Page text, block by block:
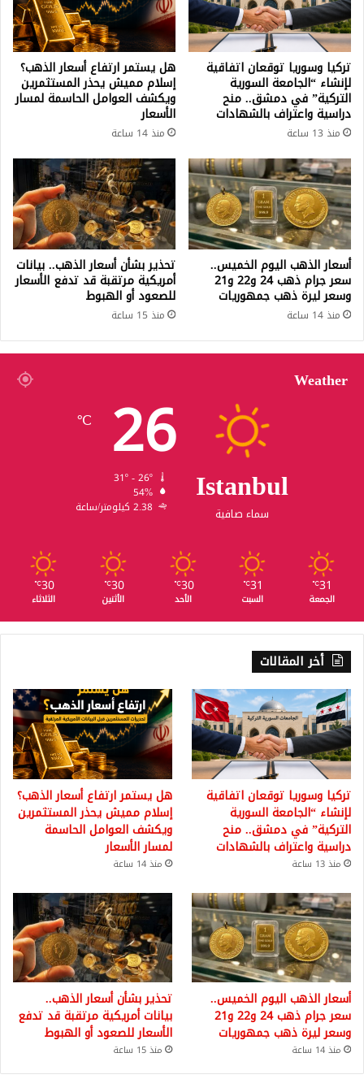
تركيا وسوريا توقعان اتفاقية
لإنشاء “الجامعة السورية
التركية” في دمشق.. منح
دراسية واعتراف بالشهادات
منذ 13 ساعة
هل يستمر ارتفاع أسعار الذهب؟
إسلام مميش يحذر المستثمرين
ويكشف العوامل الحاسمة لمسار
الأسعار
منذ 14 ساعة
أسعار الذهب اليوم الخميس..
سعر جرام ذهب 24 و22 و21
وسعر ليرة ذهب جمهوريات
منذ 14 ساعة
تحذير بشأن أسعار الذهب.. بيانات
أمريكية مرتقبة قد تدفع الأسعار
للصعود أو الهبوط
منذ 15 ساعة
Weather
Istanbul
سماء صافية
26
℃
54%
2.38 كيلومتر/ساعة
31
℃
الجمعة
31
℃
السبت
30
℃
الأحد
30
℃
الأثنين
30
℃
الثلاثاء
أخر المقالات
تركيا وسوريا توقعان اتفاقية
لإنشاء “الجامعة السورية
التركية” في دمشق.. منح
دراسية واعتراف بالشهادات
منذ 13 ساعة
هل يستمر ارتفاع أسعار الذهب؟
إسلام مميش يحذر المستثمرين
ويكشف العوامل الحاسمة
لمسار الأسعار
منذ 14 ساعة
أسعار الذهب اليوم الخميس..
سعر جرام ذهب 24 و22 و21
وسعر ليرة ذهب جمهوريات
منذ 14 ساعة
تحذير بشأن أسعار الذهب..
بيانات أمريكية مرتقبة قد تدفع
الأسعار للصعود أو الهبوط
منذ 15 ساعة